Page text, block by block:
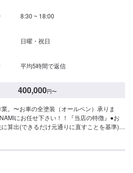
8:30 ~ 18:00
日曜・祝日
平均5時間で返信
400,000円〜
。〜お車の全塗装（オールペン）承りま
にお任せ下さい！！『当店の特徴』●お
算出(できるだけ元通りに直すことを基準)●
使用も可能！⭕️✔️コンピュータで色分析！